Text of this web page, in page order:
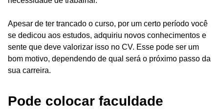
Apesar de ter trancado o curso, por um certo período você
se dedicou aos estudos, adquiriu novos conhecimentos e
sente que deve valorizar isso no CV. Esse pode ser um
bom motivo, dependendo de qual será o próximo passo da
sua carreira.
Pode colocar faculdade